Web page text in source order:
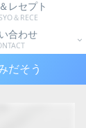
レセプト
＆RECE
合わせ
だそう